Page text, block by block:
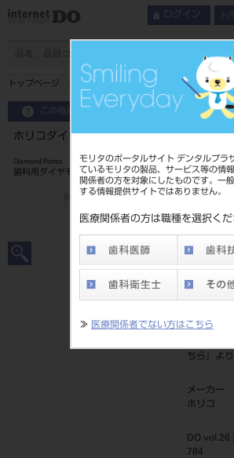
モリタのポータルサイト デンタルプラ
ているモリタの製品、サービス等の情
関係者の方を対象にしたものです。一
する情報提供サイトではありません。
医療関係者の方は職種を選択くだ
≫ 医療関係者でない方はこちら
ログイン お
トップページ ホリコダイヤモンドポイントFG 特
この商品に関するお問い合わせ
ホリコダイヤモンドポイントFG 特大型
Diamond Points
歯科用ダイヤモンドバー
JAN/EAN
標準価格
覧ください
ネット会
ちら
』よ
メーカー
ホリコ
DO vol.26
784